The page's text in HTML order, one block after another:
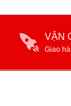
VẬN
Giao